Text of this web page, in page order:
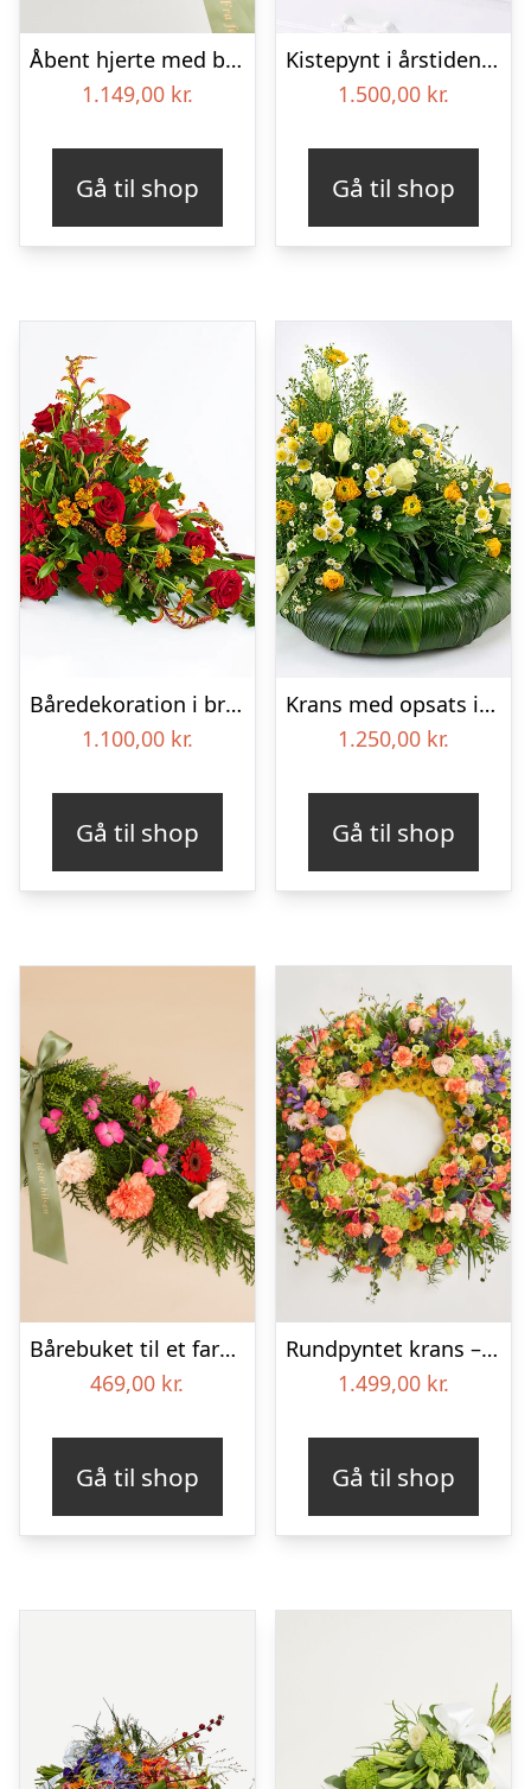
Åbent hjerte med bånd – Floristens kreative valg
1.149,00 kr.
Gå til shop
Kistepynt i årstidens blomster – Blomster til begravelse
1.500,00 kr.
Gå til shop
Båredekoration i brændte farver – Blomster til begravelse
1.100,00 kr.
Gå til shop
Krans med opsats i gule farver – Blomster til begravelse
1.250,00 kr.
Gå til shop
Bårebuket til et farverigt minde med bånd
469,00 kr.
Gå til shop
Rundpyntet krans – Et farverigt farvel
1.499,00 kr.
Gå til shop